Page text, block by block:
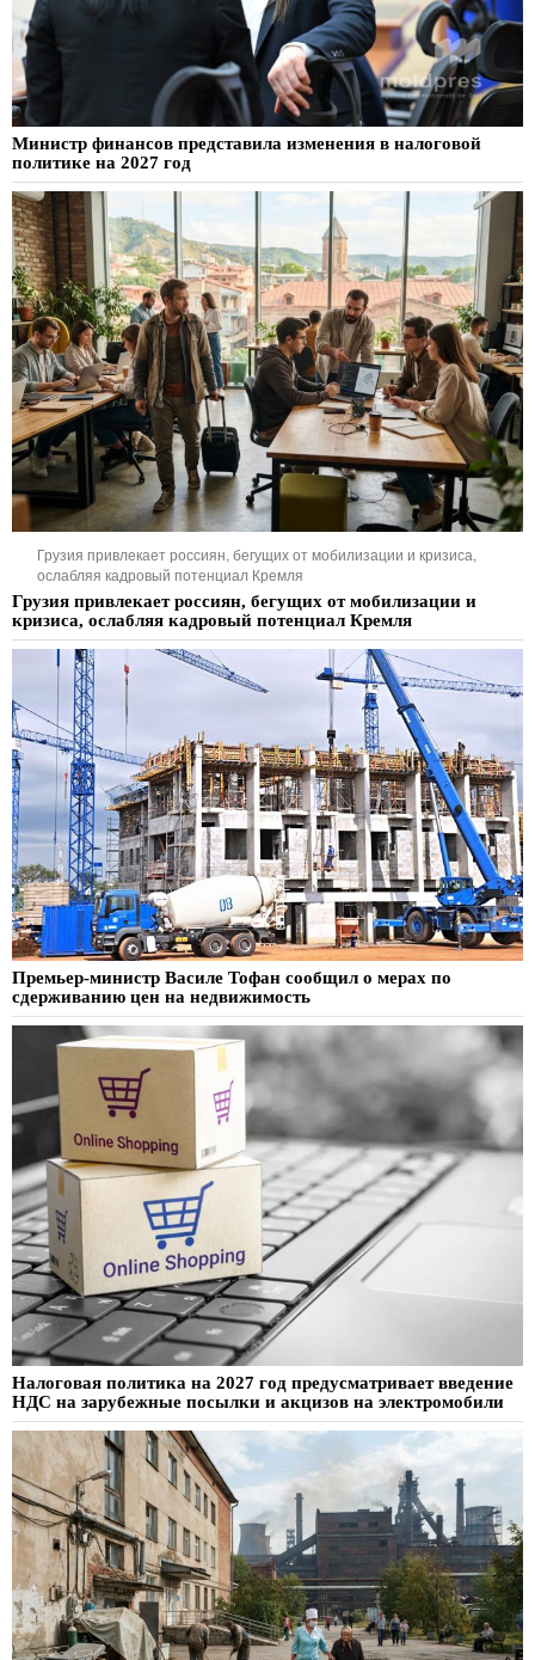
Министр финансов представила изменения в налоговой
политике на 2027 год
Грузия привлекает россиян, бегущих от мобилизации и кризиса,
ослабляя кадровый потенциал Кремля
Грузия привлекает россиян, бегущих от мобилизации и
кризиса, ослабляя кадровый потенциал Кремля
Премьер-министр Василе Тофан сообщил о мерах по
сдерживанию цен на недвижимость
Налоговая политика на 2027 год предусматривает введение
НДС на зарубежные посылки и акцизов на электромобили